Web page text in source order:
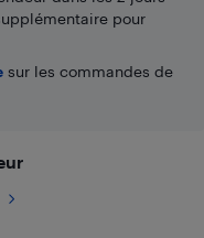
pour
sur les commandes de